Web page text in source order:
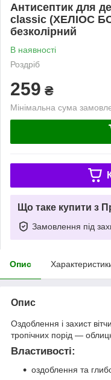
Антисептик для
classic (ХЕЛІОС
безколірний
В наявності
Роздріб
259 ₴
Мінімальна сума
Що таке купити з
Замовлення під
Опис
Опис
Оздоблення і захист
тропічних порід —
Властивості:
оздоблення та